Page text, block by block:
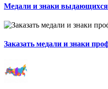
Медали и знаки выдающихся
Заказать медали и знаки